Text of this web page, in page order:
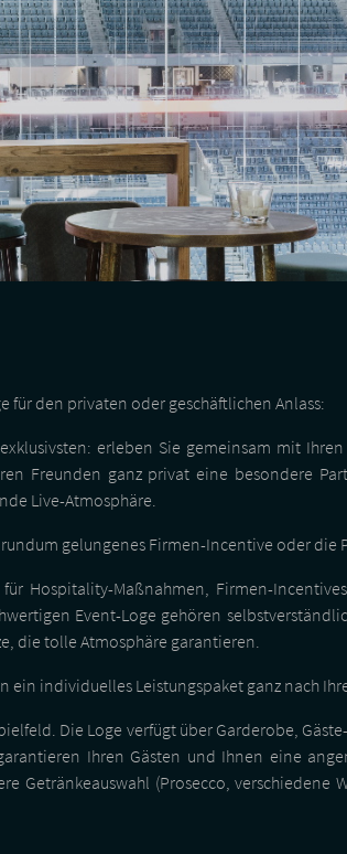
für den privaten oder geschäftlichen Anlass:
erleben Sie gemeinsam mit Ihren
Freunden ganz privat eine besondere
Live-Atmosphäre.
gelungenes Firmen-Incentive oder die
Hospitality-Maßnahmen, Firmen-
Event-Loge gehören
die tolle Atmosphäre garantieren.
ein individuelles Leistungspaket ganz nach
Die Loge verfügt über Garderobe,
Ihren Gästen und Ihnen eine
Getränkeauswahl (Prosecco, verschiedene